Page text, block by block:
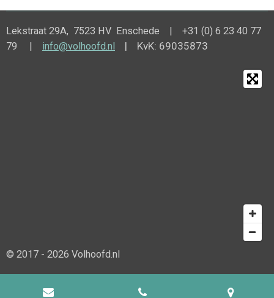
Lekstraat 29A, 7523 HV Enschede | +31 (0) 6 23 40 77
79 | info@volhoofd.nl | KvK: 69035873
© 2017 - 2026 Volhoofd.nl